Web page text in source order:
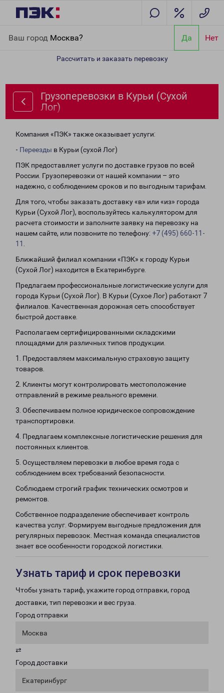
Ваш город Москва? Да Нет
Рассчитать и заказать перевозку
Грузоперевозки в Курьи (Сухой
Лог)
Компания «ПЭК» также оказывает услуги:
- Переезды в Курьи (сухой Лог)
ПЭК предоставляет услуги по доставке грузов по всей
России. Грузоперевозки от нашей компании – это
надежно, с соблюдением сроков и по выгодным тарифам.
Для того, чтобы заказать доставку «в» или «из» города
Курьи (Сухой Лог), воспользуйтесь калькулятором для
расчета стоимости и заполните заявку на перевозку на
нашем сайте, или позвоните по телефону: +7 (495) 660-11-
11
Ближайший филиал компании «ПЭК» к городу Курьи
(Сухой Лог) находится в Екатеринбурге.
Предлагаем профессиональные логистические услуги для
города Курьи (Сухой Лог). В Курьи (Сухое Лог) работают 7
филиалов. Качественная дорожная сеть способствует
быстрой доставке.
Располагаем сертифицированными складскими
площадями для различных типов продукции.
1. Предоставляем максимальную страховую защиту
товаров.
2. Клиенты могут контролировать местоположение
отправлений в режиме реального времени.
3. Обеспечиваем полное юридическое сопровождение
транспортировки.
4. Предлагаем комплексные логистические решения для
постоянных клиентов.
5. Осуществляем перевозки в любое время года с
соблюдением всех требований безопасности.
Соблюдаем строгий график технических осмотров и
ремонтов.
Собственное подразделение обеспечивает контроль
качества услуг. Формируем выгодные предложения для
регулярных перевозок. Местная команда специалистов
знает все особенности городской логистики.
Узнать тариф и срок перевозки
Чтобы узнать тариф, укажите город отправки, город
доставки, тип перевозки и вес груза.
Город отправки
Москва
⇄
Город доставки
Екатеринбург